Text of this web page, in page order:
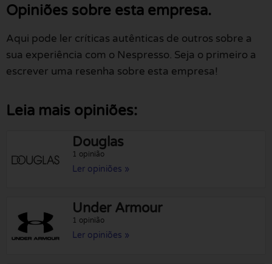
Opiniões sobre esta empresa.
Aqui pode ler críticas autênticas de outros sobre a
sua experiência com o Nespresso. Seja o primeiro a
escrever uma resenha sobre esta empresa!
Leia mais opiniões:
Douglas
1 opinião
Ler opiniões »
Under Armour
1 opinião
Ler opiniões »